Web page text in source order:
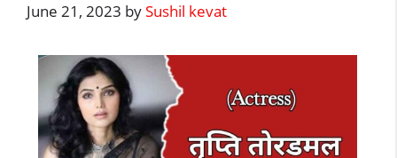
June 21, 2023 bySushil kevat